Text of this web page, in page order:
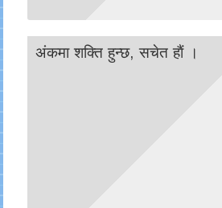
अंकमा शक्ति हुन्छ, सचेत हाैं ।